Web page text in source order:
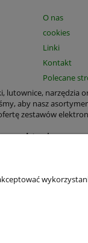
O nas
cookies
Linki
Kontakt
Polecane
lutownice, narzędzia
aby nasz
zestawów
podstawie
zestawy
o
naszych
statusu
Politykę